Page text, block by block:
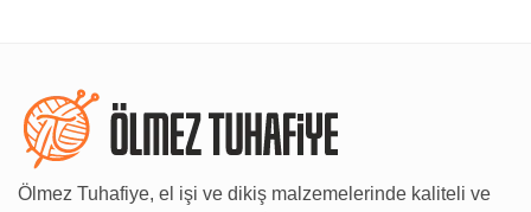
Ölmez Tuhafiye, el işi ve dikiş malzemelerinde kaliteli ve